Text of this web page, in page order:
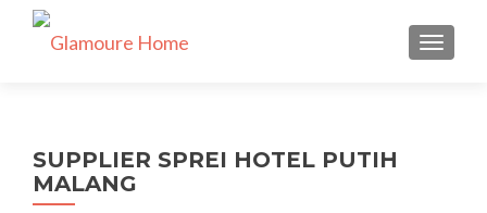
TUKAR
SUPPLIER SPREI HOTEL PUTIH
MALANG